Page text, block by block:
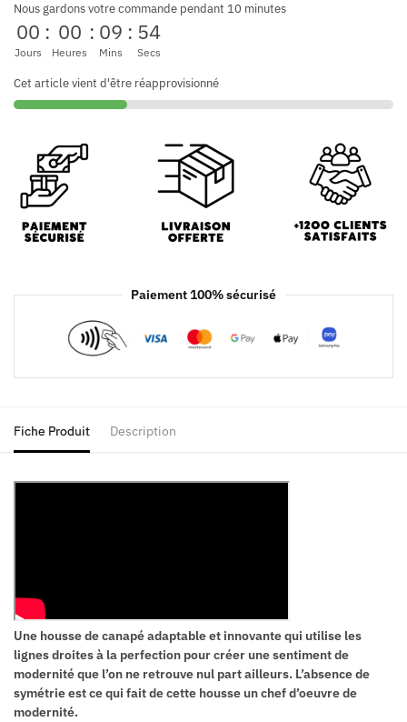
Nous gardons votre commande pendant 10 minutes
00
Jours
: 00
Heures
: 09
Mins
: 53
Secs
Cet article vient d'être réapprovisionné
Paiement 100% sécurisé
Fiche Produit Description
Une housse de canapé adaptable et innovante qui utilise les
lignes droites à la perfection pour créer une sentiment de
modernité que l’on ne retrouve nul part ailleurs. L’absence de
symétrie est ce qui fait de cette housse un chef d’oeuvre de
modernité.